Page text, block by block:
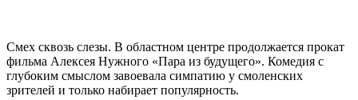
Смех сквозь слезы. В областном центре продолжается прокат
фильма Алексея Нужного «Пара из будущего». Комедия с
глубоким смыслом завоевала симпатию у смоленских
зрителей и только набирает популярность.